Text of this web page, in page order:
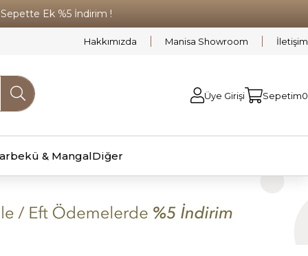
Ek %5 İndirim !
Hakkımızda Manisa Showroom İletişim
Üye Girişi Sepetim0
& MangalDiğer